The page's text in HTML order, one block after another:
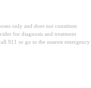
only and does not constitute
for diagnosis and treatment
911 or go to the nearest emergency